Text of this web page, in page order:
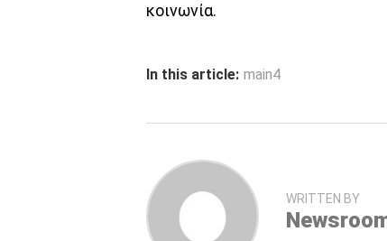
κοινωνία.
In this article: main4
WRITTEN BY